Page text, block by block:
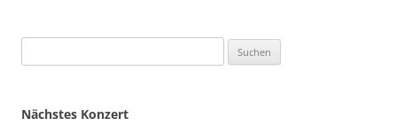
nach:
Nächstes Konzert